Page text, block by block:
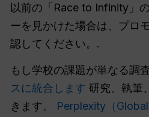
以前の「Race to Infinity」
ーを見かけた場合は、プロ
認してください。.
もし学校の課題が単なる調
スに統合します 研究、執筆
きます。 Perplexity（